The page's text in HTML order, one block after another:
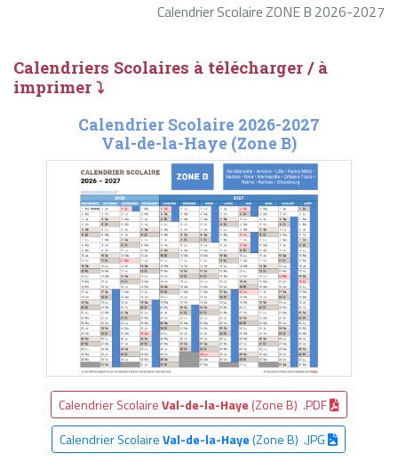
Calendrier Scolaire ZONE B 2026-2027
Calendriers Scolaires à télécharger / à
imprimer ⤵
Calendrier Scolaire 2026-2027
Val-de-la-Haye (Zone B)
Calendrier ScolaireVal-de-la-Haye (Zone B) .PDF
Calendrier ScolaireVal-de-la-Haye(Zone B) .JPG